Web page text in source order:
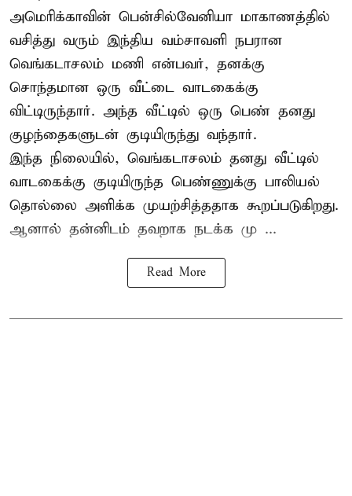
அமெரிக்காவின் பென்சில்வேனியா மாகாணத்தில்
வசித்து வரும் இந்திய வம்சாவளி நபரான
வெங்கடாசலம் மணி என்பவர், தனக்கு
சொந்தமான ஒரு வீட்டை வாடகைக்கு
விட்டிருந்தார். அந்த வீட்டில் ஒரு பெண் தனது
குழந்தைகளுடன் குடியிருந்து வந்தார்.
இந்த நிலையில், வெங்கடாசலம் தனது வீட்டில்
வாடகைக்கு குடியிருந்த பெண்ணுக்கு பாலியல்
தொல்லை அளிக்க முயற்சித்ததாக கூறப்படுகிறது.
ஆனால் தன்னிடம் தவறாக நடக்க மு ...
Read More